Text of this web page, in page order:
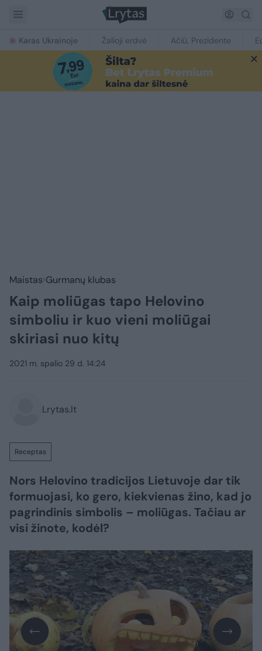
Karas Ukrainoje Žalioji erdvė Ačiū, Prezidente
Maistas Gurmanų klubas
Kaip moliūgas tapo Helovino
simboliu ir kuo vieni moliūgai
skiriasi nuo kitų
2021 m. spalio 29 d. 14:24
Lrytas.lt
Receptas
Nors Helovino tradicijos Lietuvoje dar tik
formuojasi, ko gero, kiekvienas žino, kad jo
pagrindinis simbolis – moliūgas. Tačiau ar
visi žinote, kodėl?